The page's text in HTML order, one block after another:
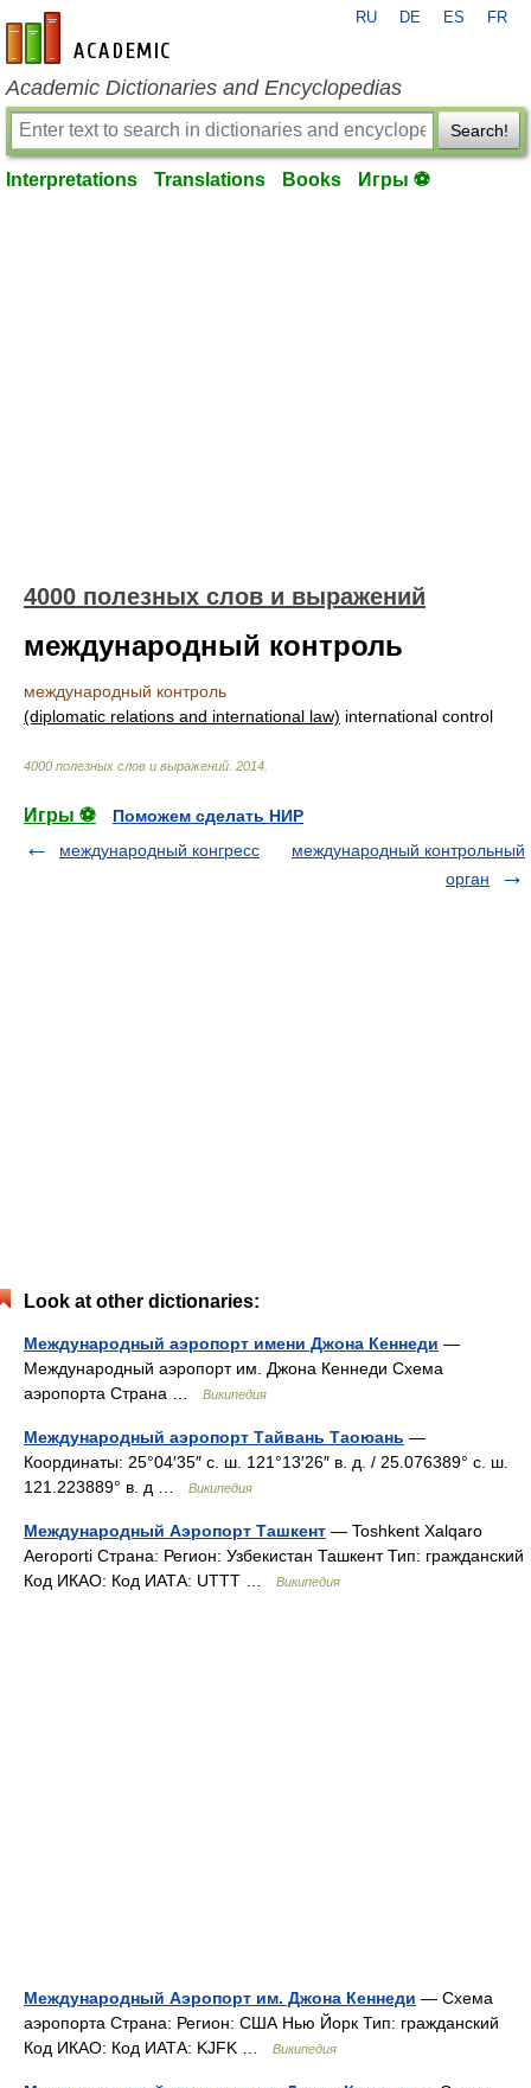
en-academic.com
RU DE ES FR
Academic Dictionaries and Encyclopedias
Search!
Interpretations Translations Books Игры ⚽
4000 полезных слов и выражений
международный контроль
международный контроль
(diplomatic relations and international law) international control
4000 полезных слов и выражений 2014
Игры ⚽
Поможем сделать НИР
международный конгресс
международный контрольный
орган
Look at other dictionaries:
Международный аэропорт имени Джона Кеннеди —
Международный аэропорт им. Джона Кеннеди Схема
аэропорта Страна …
Википедия
Международный аэропорт Тайвань Таоюань —
Координаты: 25°04′35″ с. ш. 121°13′26″ в. д. / 25.076389° с. ш.
121.223889° в. д …
Википедия
Международный Аэропорт Ташкент — Toshkent Xalqaro
Aeroporti Страна: Регион: Узбекистан Ташкент Тип: гражданский
Код ИКАО: Код ИАТА: UTTT …
Википедия
Международный Аэропорт им. Джона Кеннеди — Схема
аэропорта Страна: Регион: США Нью Йорк Тип: гражданский
Код ИКАО: Код ИАТА: KJFK …
Википедия